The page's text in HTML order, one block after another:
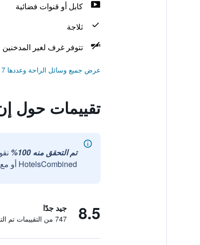
كابل أو قنوات فضائية
ثلاجة
تتوفر غرف لغير المدخنين
عرض جميع وسائل الراحة وعددها 7
تقييمات حول
تم التحقق منه 100%
HotelsCombined أو مع شركائنا الخارجيين الموثوقين.
8.5 جيد جدًا
747 من التقييمات تم التحقق منها